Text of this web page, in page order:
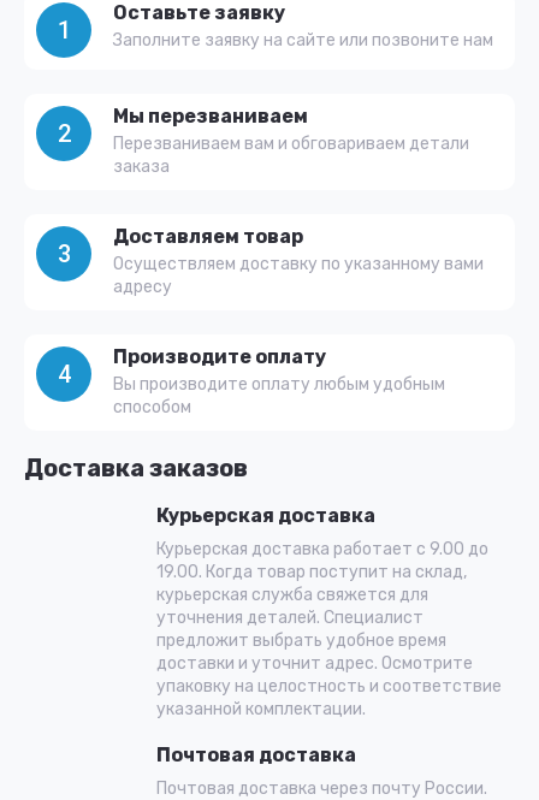
1
Оставьте заявку
Заполните заявку на сайте или позвоните нам
2
Мы перезваниваем
Перезваниваем вам и обговариваем детали
заказа
3
Доставляем товар
Осуществляем доставку по указанному вами
адресу
4
Производите оплату
Вы производите оплату любым удобным
способом
Доставка заказов
Курьерская доставка
Курьерская доставка работает с 9.00 до
19.00. Когда товар поступит на склад,
курьерская служба свяжется для
уточнения деталей. Специалист
предложит выбрать удобное время
доставки и уточнит адрес. Осмотрите
упаковку на целостность и соответствие
указанной комплектации.
Почтовая доставка
Почтовая доставка через почту России.